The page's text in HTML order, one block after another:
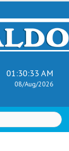
01:30:34 AM
08/Aug/2026